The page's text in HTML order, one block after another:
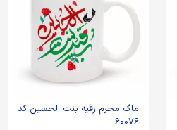
ماگ محرم رقیه بنت الحسین کد
60076